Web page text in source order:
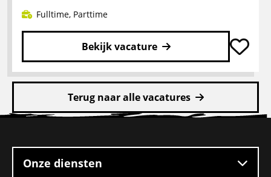
Fulltime, Parttime
Bekijk vacature
Lees
meer
Pakketbezorger
Terug naar alle vacatures
footer
Onze diensten